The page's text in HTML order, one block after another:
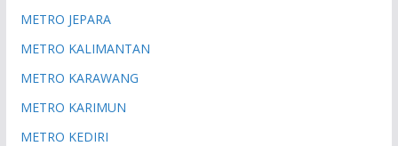
METRO JEPARA
METRO KALIMANTAN
METRO KARAWANG
METRO KARIMUN
METRO KEDIRI